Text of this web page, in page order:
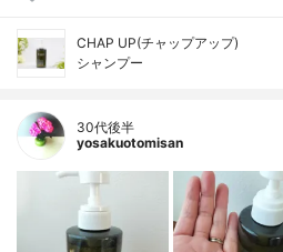
CHAP UP(チャップアップ)
シャンプー
30代後半
yosakuotomisan